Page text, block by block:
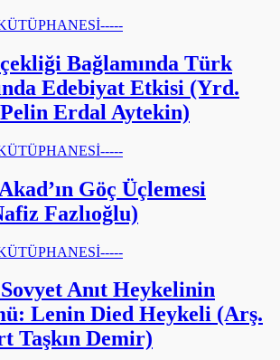
Bağlamında Türk
Edebiyat Etkisi (Yrd.
Erdal Aytekin)
Göç Üçlemesi
Fazlıoğlu)
Anıt Heykelinin
Lenin Died Heykeli (Arş.
Taşkın Demir)